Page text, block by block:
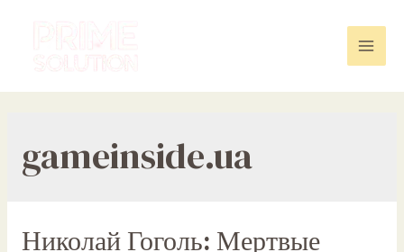
gameinside.ua
Николай Гоголь: Мертвые